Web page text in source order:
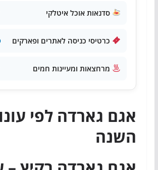
סדנאות אוכל איטלקי
כרטיסי כניסה לאתרים ופארקים
מרחצאות ומעיינות חמים
אגם גארדה לפי
השנה